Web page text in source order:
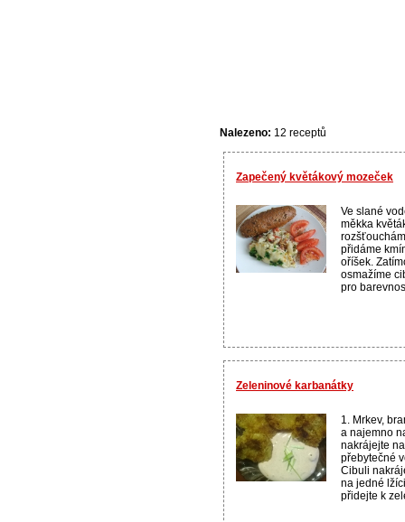
Nalezeno: 12 receptů
Zapečený květákový mozeček
Ve slané
měkka
přidáme
oříšek.
osmažíme
pro
Zeleninové karbanátky
1. Mrkev,
a najemno
nakrájejte
přebytečné
Cibuli
na jedné
přidejte k